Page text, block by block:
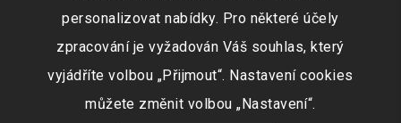
personalizovat nabídky. Pro některé účely
zpracování je vyžadován Váš souhlas, který
vyjádříte volbou „Přijmout“. Nastavení cookies
můžete změnit volbou „Nastavení“.